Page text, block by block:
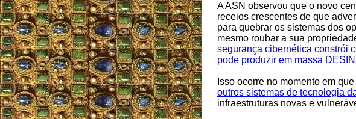
A ASN observou que o novo
receios crescentes de que
para quebrar os sistemas dos
mesmo roubar a sua
segurança cibernética constrói
pode produzir em massa
Isso ocorre no momento em
outros sistemas de tecnologia
infraestruturas novas e